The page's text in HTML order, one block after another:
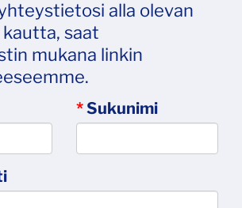
alla olevan
saat
mukana linkin
*Sukunimi